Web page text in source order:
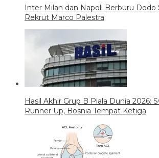
Inter Milan dan Napoli Berburu Dodo
Rekrut Marco Palestra
Hasil Akhir Grup B Piala Dunia 2026:
Runner Up, Bosnia Tempat Ketiga